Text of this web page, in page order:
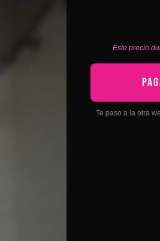
Este precio
Te paso a la otra